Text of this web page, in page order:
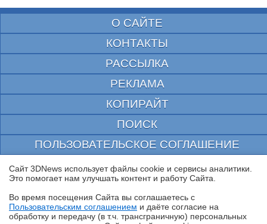
О САЙТЕ
КОНТАКТЫ
РАССЫЛКА
РЕКЛАМА
КОПИРАЙТ
ПОИСК
ПОЛЬЗОВАТЕЛЬСКОЕ СОГЛАШЕНИЕ
ЗАЩИЩЕНО CURATOR
© 1997—2026 Электронное периодическое издание "3ДНьюс" | Свидетельство о
выдано Федеральной Службой по надзору за соблюдением законодательства в сфере
массовых коммуникаций и охране культурного наследия
При цитировании документа ссылка на сайт с указанием автора обязательна. Полное
Сайт 3DNews использует файлы cookie и сервисы аналитики.
Это помогает нам улучшать контент и работу Cайта.
Во время посещения Cайта вы соглашаетесь с
Пользовательским соглашением и даёте согласие на
обработку и передачу (в т.ч. трансграничную) персональных